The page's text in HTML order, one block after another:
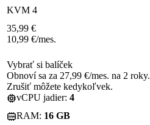
KVM 4
35,99 €
10,99 €/mes.
Vybrať si balíček
Obnoví sa za 27,99 €/mes. na 2 roky.
Zrušiť môžete kedykoľvek.
vCPU jadier: 4
RAM: 16 GB